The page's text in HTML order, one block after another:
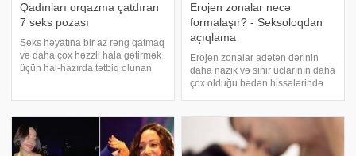
Qadınları orqazma çatdıran
7 seks pozası
Seks həyatına bir az rəng qatmaq
və daha çox həzzli hala gətirmək
üçün hal-hazırda tətbiq olunan
asanlaşdıran 7 seks pozası… Ən
sadə sevişm
Erojen zonalar necə
formalaşır? - Seksoloqdan
açıqlama
Erojen zonalar adətən dərinin
daha nazik və sinir uclarının daha
çox olduğu bədən hissələrində
meydana çıxa bilər. Onların
formalaşması isə insan həyatının
ilk ilində